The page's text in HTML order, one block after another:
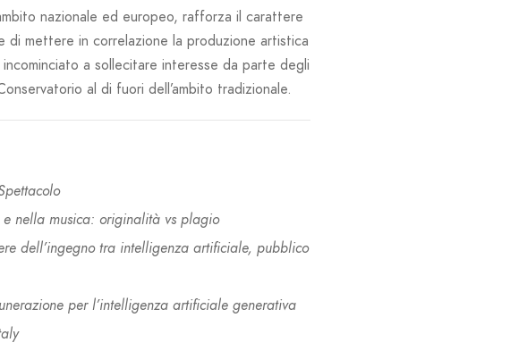
nazionale ed europeo, rafforza il carattere
mettere in correlazione la produzione artistica
a sollecitare interesse da parte degli
al di fuori dell’ambito tradizionale.
nella musica: originalità vs plagio
dell’ingegno tra intelligenza artificiale, pubblico
per l’intelligenza artificiale generativa